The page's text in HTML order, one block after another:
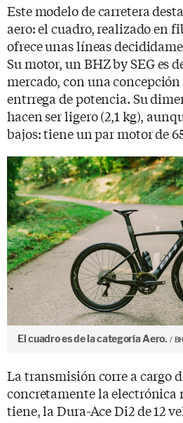
Este modelo de carretera
aero: el cuadro, realizado en
ofrece unas líneas
Su motor, un BHZ by SEG es
mercado, con una
entrrega de potencia. Su
hacen ser ligero (2,1 kg),
bajos: tiene un par motor de
El cuadro es de la categoría Aero.
La transmisión corre a cargo
concretamente la electrónica
tiene, la Dura-Ace Di2 de 12